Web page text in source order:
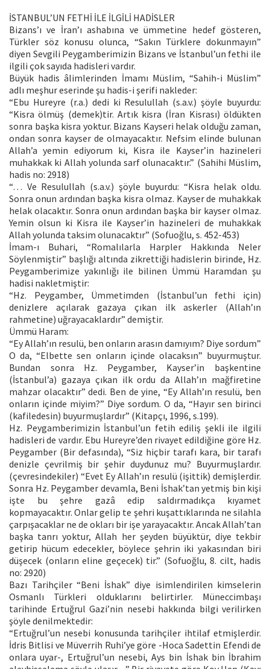
İSTANBUL’UN FETHİ İLE İLGİLİ HADİSLER
Bizans’ı ve İran’ı ashabına ve ümmetine hedef gösteren,
Türkler söz konusu olunca, “Sakın Türklere dokunmayın”
diyen Sevgili Peygamberimizin Bizans ve İstanbul’un fethi ile
ilgili çok sayıda hadisleri vardır.
Büyük hadis âlimlerinden İmamı Müslim, “Sahih-i Müslim”
adlı meşhur eserinde şu hadis-i şerifi nakleder:
“Ebu Hureyre (r.a.) dedi ki Resulullah (s.a.v.) şöyle buyurdu:
“Kisra ölmüş (demek)tir. Artık kisra (İran Kisrası) öldükten
sonra başka kisra yoktur. Bizans Kayseri helak olduğu zaman,
ondan sonra kayser de olmayacaktır. Nefsim elinde bulunan
Allah’a yemin ediyorum ki, Kisra ile Kayser’in hazineleri
muhakkak ki Allah yolunda sarf olunacaktır.” (Sahihi Müslim,
hadis no: 2918)
“… Ve Resulullah (s.a.v.) şöyle buyurdu: “Kisra helak oldu.
Sonra onun ardından başka kisra olmaz. Kayser de muhakkak
helak olacaktır. Sonra onun ardından başka bir kayser olmaz.
Yemin olsun ki Kisra ile Kayser’in hazineleri de muhakkak
Allah yolunda taksim olunacaktır” (Sofuoğlu, s. 452-453)
İmam-ı Buhari, “Romalılarla Harpler Hakkında Neler
Söylenmiştir” başlığı altında zikrettiği hadislerin birinde, Hz.
Peygamberimize yakınlığı ile bilinen Ümmü Haramdan şu
hadisi nakletmiştir:
“Hz. Peygamber, Ümmetimden (İstanbul’un fethi için)
denizlere açılarak gazaya çıkan ilk askerler (Allah’ın
rahmetine) uğrayacaklardır” demiştir.
Ümmü Haram:
“Ey Allah’ın resulü, ben onların arasın damıyım? Diye sordum”
O da, “Elbette sen onların içinde olacaksın” buyurmuştur.
Bundan sonra Hz. Peygamber, Kayser’in başkentine
(İstanbul’a) gazaya çıkan ilk ordu da Allah’ın mağfiretine
mahzar olacaktır” dedi. Ben de yine, “Ey Allah’ın resulü, ben
onların içinde miyim?” Diye sordum. O da, “Hayır sen birinci
(kafiledesin) buyurmuşlardır” (Kitapçı, 1996, s.199).
Hz. Peygamberimizin İstanbul’un fetih ediliş şekli ile ilgili
hadisleri de vardır. Ebu Hureyre’den rivayet edildiğine göre Hz.
Peygamber (Bir defasında), “Siz hiçbir tarafı kara, bir tarafı
denizle çevrilmiş bir şehir duydunuz mu? Buyurmuşlardır.
(çevresindekiler) “Evet Ey Allah’ın resulü (işittik) demişlerdir.
Sonra Hz. Peygamber devamla, Beni İshak’tan yetmiş bin kişi
işte bu şehre gazâ edip saldırmadıkça kıyamet
kopmayacaktır. Onlar gelip te şehri kuşattıklarında ne silahla
çarpışacaklar ne de okları bir işe yarayacaktır. Ancak Allah’tan
başka tanrı yoktur, Allah her şeyden büyüktür, diye tekbir
getirip hücum edecekler, böylece şehrin iki yakasından biri
düşecek (onların eline geçecek) tir.” (Sofuoğlu, 8. cilt, hadis
no: 2920)
Bazı Tarihçiler “Beni İshak” diye isimlendirilen kimselerin
Osmanlı Türkleri olduklarını belirtirler. Müneccimbaşı
tarihinde Ertuğrul Gazi’nin nesebi hakkında bilgi verilirken
şöyle denilmektedir:
“Ertuğrul’un nesebi konusunda tarihçiler ihtilaf etmişlerdir.
İdris Bitlisi ve Müverrih Ruhi’ye göre -Hoca Sadettin Efendi de
onlara uyar-, Ertuğrul’un nesebi, Ays bin İshak bin İbrahim